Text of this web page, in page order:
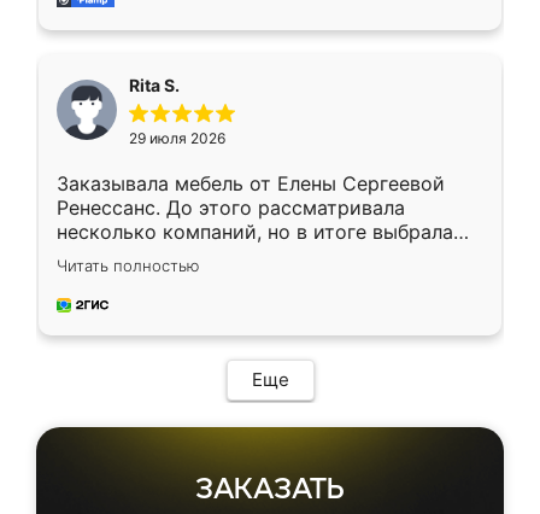
Rita S.
29 июля 2026
Заказывала мебель от Елены Сергеевой
Ренессанс. До этого рассматривала
несколько компаний, но в итоге выбрала
эту. Сначала обговорили условия, потом
приехал замерщик, всё спокойно объяснил
и снял размеры. Изготовили в срок, с
мебель сразу встала на свое место без
каких-либо доработок. Качеством осталась
довольна, все выглядит так, как и ожидала.
Читать полностью
Еще
ЗАКАЗАТЬ